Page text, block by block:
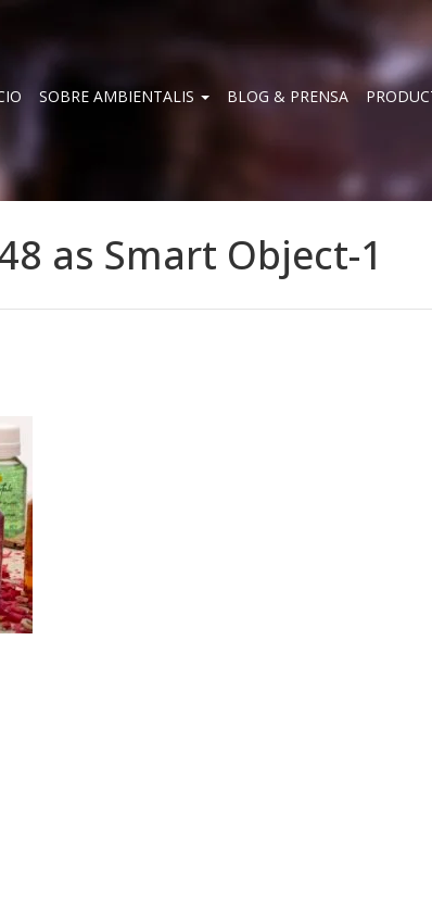
SOBRE AMBIENTALIS BLOG & PRENSA
as Smart Object-1